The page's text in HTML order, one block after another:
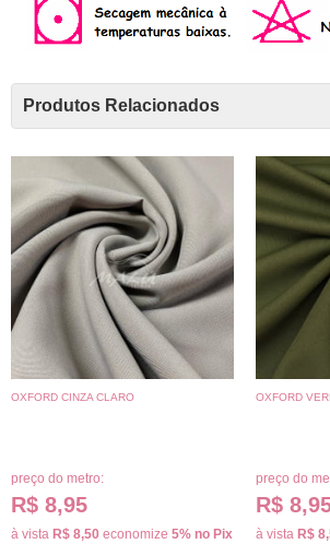
Produtos Relacionados
OXFORD CINZA CLARO
preço do metro:
R$ 8,95
à vista R$ 8,50 economize 5% no Pix
OXFORD
preço do
R$
à vista R$